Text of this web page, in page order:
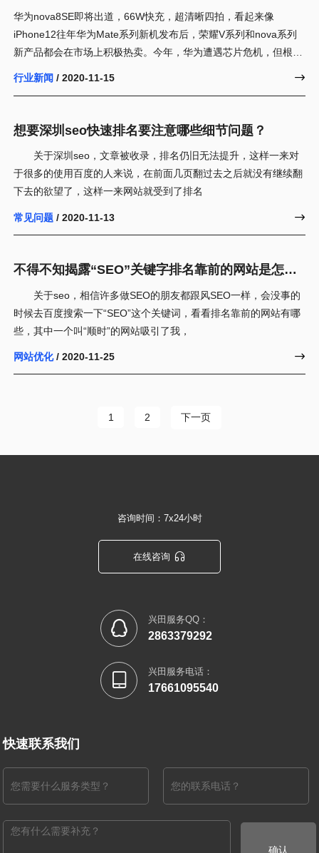
看起来像iPhone12
华为nova8SE即将出道，66W快充，超清晰四拍，看起来像
iPhone12往年华为Mate系列新机发布后，荣耀V系列和nova系列
新产品都会在市场上积极热卖。今年，华为遭遇芯片危机，但根据
最新消
行业新闻 / 2020-11-15 
想要深圳seo快速排名要注意哪些细节问题？
关于深圳seo，文章被收录，排名仍旧无法提升，这样一来对
于很多的使用百度的人来说，在前面几页翻过去之后就没有继续翻
下去的欲望了，这样一来网站就受到了排名
常见问题 / 2020-11-13 
不得不知揭露“SEO”关键字排名靠前的网站是怎么
做出来的！
关于seo，相信许多做SEO的朋友都跟风SEO一样，会没事的
时候去百度搜索一下“SEO”这个关键词，看看排名靠前的网站有哪
些，其中一个叫“顺时”的网站吸引了我，
网站优化/ 2020-11-25 
1 2 下一页
咨询时间：7x24小时
在线咨询 
 兴田服务QQ：
2863379292
 兴田服务电话：
17661095540
快速联系我们
确认